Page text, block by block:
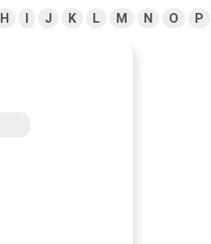
H I J K L M N O P